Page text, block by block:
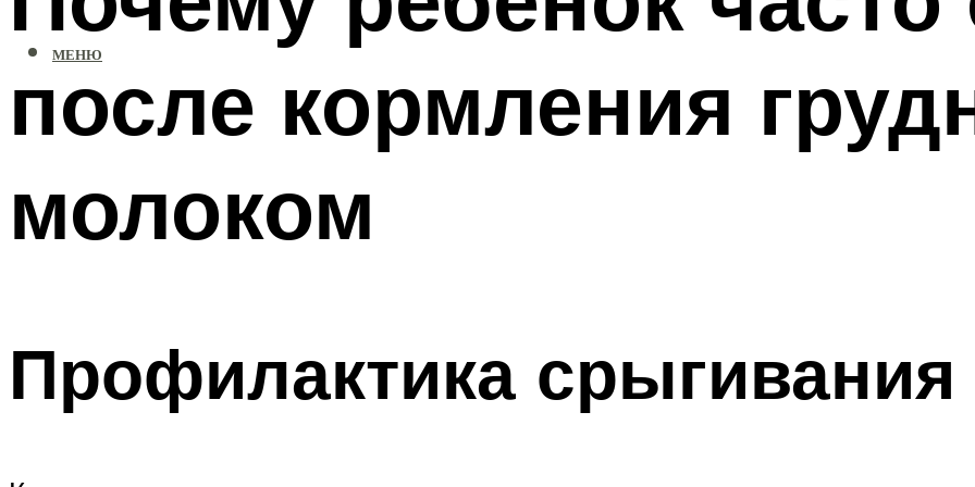
МЕНЮ
после кормления
молоком
Профилактика срыгивания